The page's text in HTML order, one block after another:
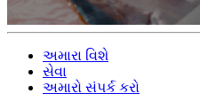
અમારા વિશે
સેવા
અમારો સંપર્ક કરો